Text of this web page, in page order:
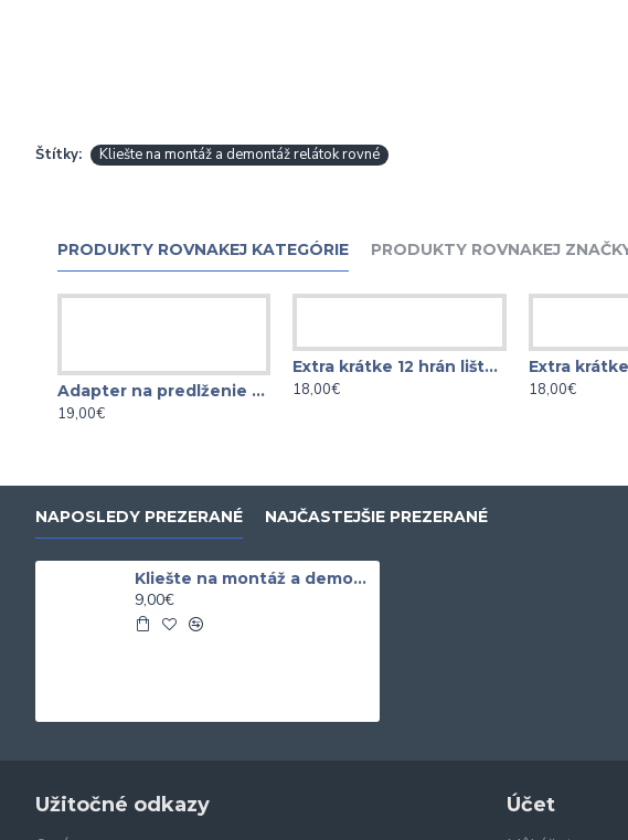
Štítky: Kliešte na montáž a demontáž relátok rovné
PRODUKTY ROVNAKEJ KATEGÓRIE PRODUKTY ROVNAKEJ
Adapter na predlženie plochých kľúčov UNIVERZÁL
19,00€
Extra krátke 12 hrán lišta XZN 1/4" - 3/8"
18,00€
18,00€
NAPOSLEDY PREZERANÉ NAJČASTEJŠIE PREZERANÉ
Kliešte na montáž a demontáž relátok rovné
9,00€
Užitočné odkazy Účet